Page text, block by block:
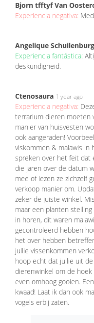
Bjorn tfftyf Van
Experiencia negativa:
Angelique Schuilenburg
Experiencia fantástica:
deskundigheid.
Ctenosaura 1 year ago
Experiencia negativa:
terrarium dieren moeten
manier van huisvesten
ook aangeraden!
viskommen & malawis in
spreken over het feit dat
die jaren over de datum
mee of lezen ze zichzelf
verkoop manier om.
zeker de juiste winkel.
maar een planten
in horen, dit waren
gecontroleerd hebben
het over hebben
jullie vissenkommen
hoop echt dat jullie uit
dierenwinkel om de
even omhoog gooien.
kwaad! Laat ik dan ook
vogels erbij zaten.